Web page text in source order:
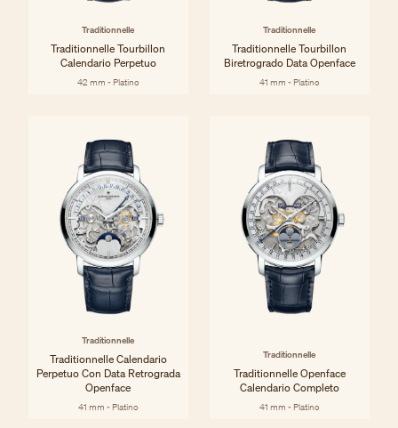
Traditionnelle
Traditionnelle Tourbillon
Calendario Perpetuo
42 mm - Platino
Traditionnelle
Traditionnelle Tourbillon
Biretrogrado Data Openface
41 mm - Platino
Traditionnelle
Traditionnelle Calendario
Perpetuo Con Data Retrograda
Openface
41 mm - Platino
Traditionnelle
Traditionnelle Openface
Calendario Completo
41 mm - Platino